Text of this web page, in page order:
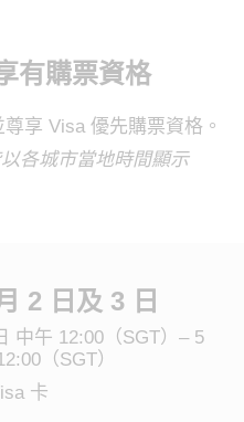
有購票資格
享 Visa 優先購票資格。
各城市當地時間顯示
2 日及 3 日
中午 12:00（SGT）– 5
（SGT）
卡